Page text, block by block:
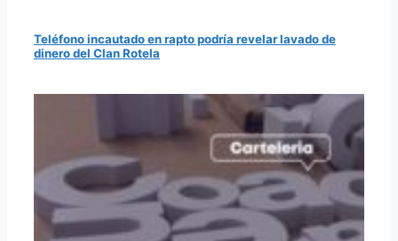
Teléfono incautado en rapto podría revelar lavado de
dinero del Clan Rotela